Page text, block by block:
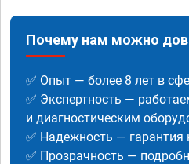
Почему нам можно
✅ Опыт — более 8 лет в
✅ Экспертность —
и диагностическим
✅ Надежность — гарантия
✅ Прозрачность —